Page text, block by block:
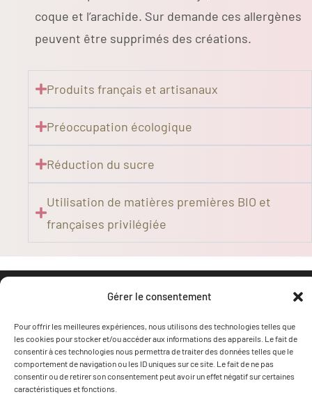
Gérer le consentement
Pour offrir les meilleures expériences, nous utilisons des technologies telles que
les cookies pour stocker et/ou accéder aux informations des appareils. Le fait de
consentir à ces technologies nous permettra de traiter des données telles que le
comportement de navigation ou les ID uniques sur ce site. Le fait de ne pas
consentir ou de retirer son consentement peut avoir un effet négatif sur certaines
caractéristiques et fonctions.
coque et l’arachide. Sur demande ces allergènes
peuvent être supprimés des créations.
Produits français et artisanaux
Préoccupation écologique
Réduction du sucre
Utilisation de matières premières BIO et
françaises privilégiée